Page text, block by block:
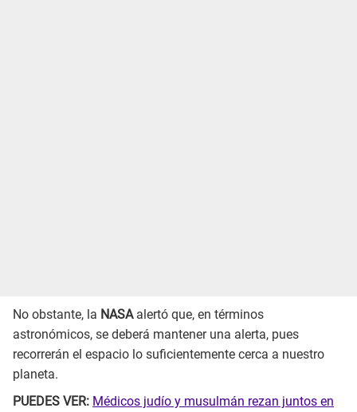
No obstante, la NASA alertó que, en términos
astronómicos, se deberá mantener una alerta, pues
recorrerán el espacio lo suficientemente cerca a nuestro
planeta.
PUEDES VER: Médicos judío y musulmán rezan juntos en